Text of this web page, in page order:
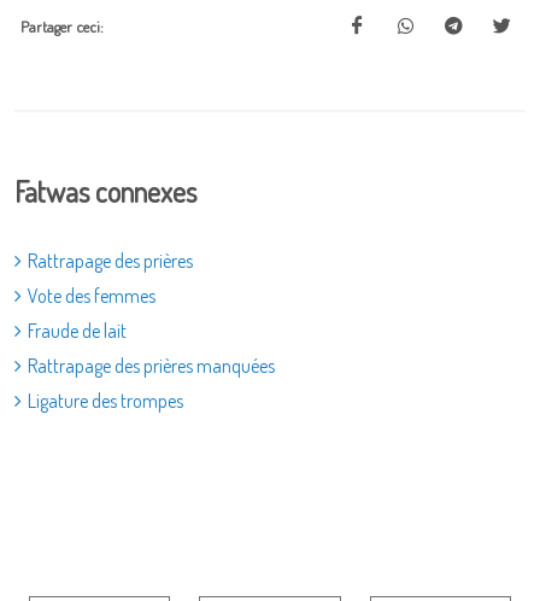
Partager ceci:
Fatwas connexes
Rattrapage des prières
Vote des femmes
Fraude de lait
Rattrapage des prières manquées
Ligature des trompes